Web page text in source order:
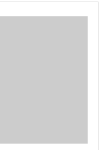
يفتح